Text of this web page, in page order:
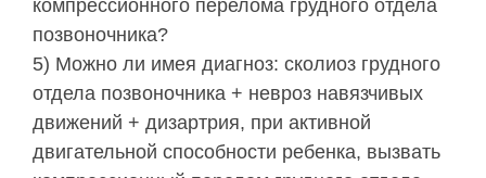
компрессионного перелома грудного отдела
позвоночника?
5) Можно ли имея диагноз: сколиоз грудного
отдела позвоночника + невроз навязчивых
движений + дизартрия, при активной
двигательной способности ребенка, вызвать